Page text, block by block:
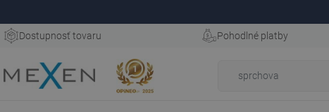
Dostupnosť tovaru Pohodlné platby